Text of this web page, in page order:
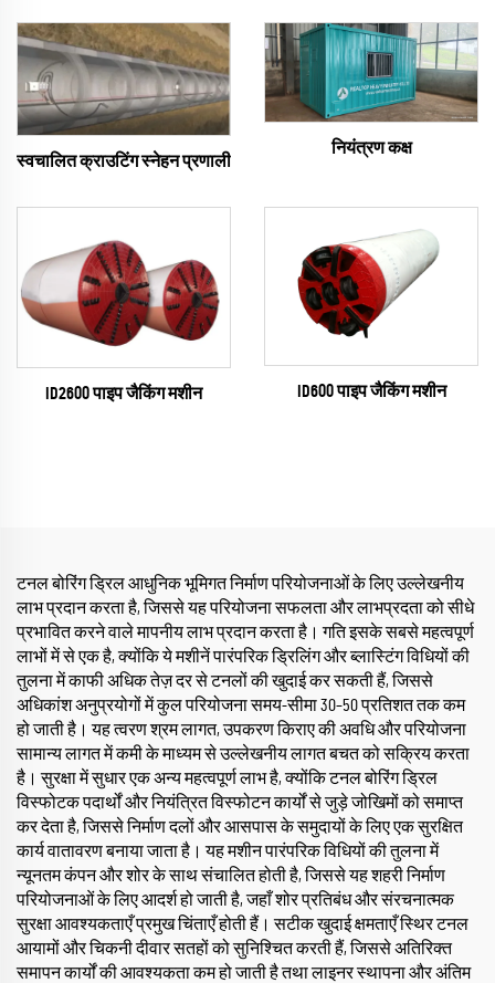
स्वचालित क्राउटिंग स्नेहन प्रणाली
नियंत्रण कक्ष
ID2600 पाइप जैकिंग मशीन ID600 पाइप जैकिंग मशीन
टनल बोरिंग ड्रिल आधुनिक भूमिगत निर्माण परियोजनाओं के लिए उल्लेखनीय
लाभ प्रदान करता है, जिससे यह परियोजना सफलता और लाभप्रदता को सीधे
प्रभावित करने वाले मापनीय लाभ प्रदान करता है। गति इसके सबसे महत्वपूर्ण
लाभों में से एक है, क्योंकि ये मशीनें पारंपरिक ड्रिलिंग और ब्लास्टिंग विधियों की
तुलना में काफी अधिक तेज़ दर से टनलों की खुदाई कर सकती हैं, जिससे
अधिकांश अनुप्रयोगों में कुल परियोजना समय-सीमा 30–50 प्रतिशत तक कम
हो जाती है। यह त्वरण श्रम लागत, उपकरण किराए की अवधि और परियोजना
सामान्य लागत में कमी के माध्यम से उल्लेखनीय लागत बचत को सक्रिय करता
है। सुरक्षा में सुधार एक अन्य महत्वपूर्ण लाभ है, क्योंकि टनल बोरिंग ड्रिल
विस्फोटक पदार्थों और नियंत्रित विस्फोटन कार्यों से जुड़े जोखिमों को समाप्त
कर देता है, जिससे निर्माण दलों और आसपास के समुदायों के लिए एक सुरक्षित
कार्य वातावरण बनाया जाता है। यह मशीन पारंपरिक विधियों की तुलना में
न्यूनतम कंपन और शोर के साथ संचालित होती है, जिससे यह शहरी निर्माण
परियोजनाओं के लिए आदर्श हो जाती है, जहाँ शोर प्रतिबंध और संरचनात्मक
सुरक्षा आवश्यकताएँ प्रमुख चिंताएँ होती हैं। सटीक खुदाई क्षमताएँ स्थिर टनल
आयामों और चिकनी दीवार सतहों को सुनिश्चित करती हैं, जिससे अतिरिक्त
समापन कार्यों की आवश्यकता कम हो जाती है तथा लाइनर स्थापना और अंतिम